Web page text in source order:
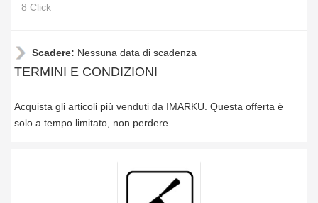
8 Click
Scadere: Nessuna data di scadenza
TERMINI E CONDIZIONI
Acquista gli articoli più venduti da IMARKU. Questa offerta è
solo a tempo limitato, non perdere